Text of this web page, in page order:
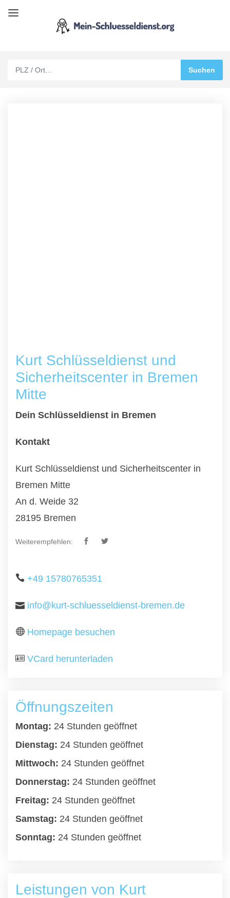
Kurt Schlüsseldienst und
Sicherheitscenter in Bremen
Mitte
Dein Schlüsseldienst in Bremen
Kontakt
Kurt Schlüsseldienst und Sicherheitscenter in
Bremen Mitte
An d. Weide 32
28195 Bremen
Weiterempfehlen:
+49 15780765351
info@kurt-schluesseldienst-bremen.de
Homepage besuchen
VCard herunterladen
Öffnungszeiten
Montag: 24 Stunden geöffnet
Dienstag: 24 Stunden geöffnet
Mittwoch: 24 Stunden geöffnet
Donnerstag: 24 Stunden geöffnet
Freitag: 24 Stunden geöffnet
Samstag: 24 Stunden geöffnet
Sonntag: 24 Stunden geöffnet
Leistungen von Kurt